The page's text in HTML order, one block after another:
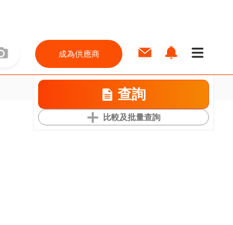
成為供應商
查詢
比較及批量查詢